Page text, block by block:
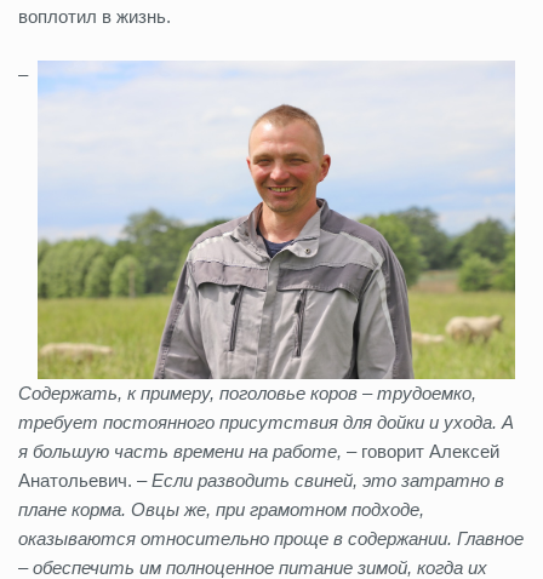
воплотил в жизнь.
–
Содержать, к примеру, поголовье коров – трудоемко,
требует постоянного присутствия для дойки и ухода. А
я большую часть времени на работе, – говорит Алексей
Анатольевич. –Если разводить свиней, это затратно в
плане корма. Овцы же, при грамотном подходе,
оказываются относительно проще в содержании. Главное
– обеспечить им полноценное питание зимой, когда их